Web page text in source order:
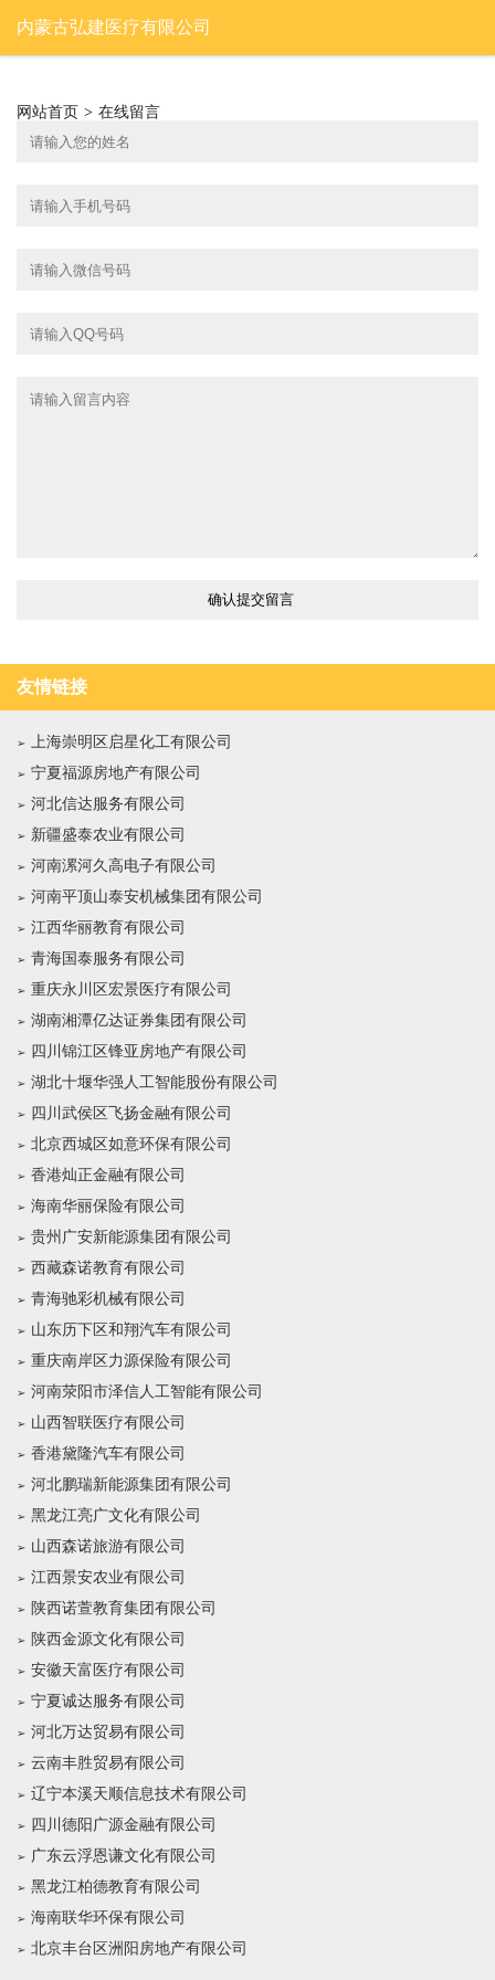
内蒙古弘建医疗有限公司
网站首页 > 在线留言
友情链接
上海崇明区启星化工有限公司
宁夏福源房地产有限公司
河北信达服务有限公司
新疆盛泰农业有限公司
河南漯河久高电子有限公司
河南平顶山泰安机械集团有限公司
江西华丽教育有限公司
青海国泰服务有限公司
重庆永川区宏景医疗有限公司
湖南湘潭亿达证券集团有限公司
四川锦江区锋亚房地产有限公司
湖北十堰华强人工智能股份有限公司
四川武侯区飞扬金融有限公司
北京西城区如意环保有限公司
香港灿正金融有限公司
海南华丽保险有限公司
贵州广安新能源集团有限公司
西藏森诺教育有限公司
青海驰彩机械有限公司
山东历下区和翔汽车有限公司
重庆南岸区力源保险有限公司
河南荥阳市泽信人工智能有限公司
山西智联医疗有限公司
香港黛隆汽车有限公司
河北鹏瑞新能源集团有限公司
黑龙江亮广文化有限公司
山西森诺旅游有限公司
江西景安农业有限公司
陕西诺萱教育集团有限公司
陕西金源文化有限公司
安徽天富医疗有限公司
宁夏诚达服务有限公司
河北万达贸易有限公司
云南丰胜贸易有限公司
辽宁本溪天顺信息技术有限公司
四川德阳广源金融有限公司
广东云浮恩谦文化有限公司
黑龙江柏德教育有限公司
海南联华环保有限公司
北京丰台区洲阳房地产有限公司